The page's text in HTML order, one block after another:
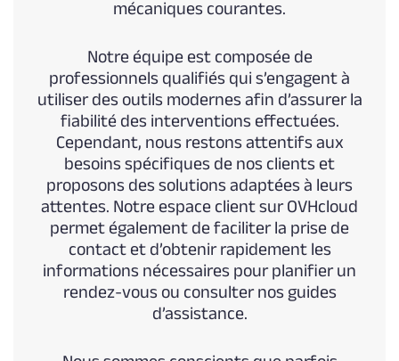
mécaniques courantes.
Notre équipe est composée de
professionnels qualifiés qui s’engagent à
utiliser des outils modernes afin d’assurer la
fiabilité des interventions effectuées.
Cependant, nous restons attentifs aux
besoins spécifiques de nos clients et
proposons des solutions adaptées à leurs
attentes. Notre espace client sur OVHcloud
permet également de faciliter la prise de
contact et d’obtenir rapidement les
informations nécessaires pour planifier un
rendez-vous ou consulter nos guides
d’assistance.